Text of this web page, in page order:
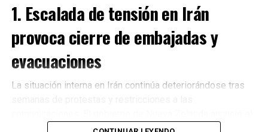
Recibe las noticias al instante
1. Escalada de tensión en Irán
provoca cierre de embajadas y
evacuaciones
La situación interna en Irán continúa deteriorándose tras
cierre de su embajada en Teherány la evacuación